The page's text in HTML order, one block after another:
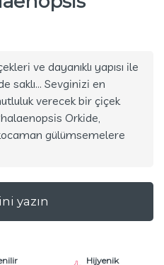
ve dayanıklı yapısı ile
saklı... Sevginizi en
verecek bir çiçek
Orkide,
gülümsemelere
Hijyenik